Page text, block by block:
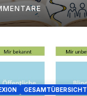
GESAMTÜBERSICHT